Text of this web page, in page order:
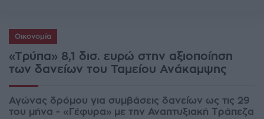
Οικονομία
«Τρύπα» 8,1 δισ. ευρώ στην αξιοποίηση
των δανείων του Ταμείου Ανάκαμψης
Αγώνας δρόμου για συμβάσεις δανείων ως τις 29
του μήνα - «Γέφυρα» με την Αναπτυξιακή Τράπεζα